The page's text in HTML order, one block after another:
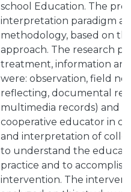
school Education. The
interpretation paradigm
methodology, based on
approach. The research
treatment, information
were: observation, field
reflecting, documental
multimedia records) and
cooperative educator in
and interpretation of
to understand the
practice and to
intervention. The